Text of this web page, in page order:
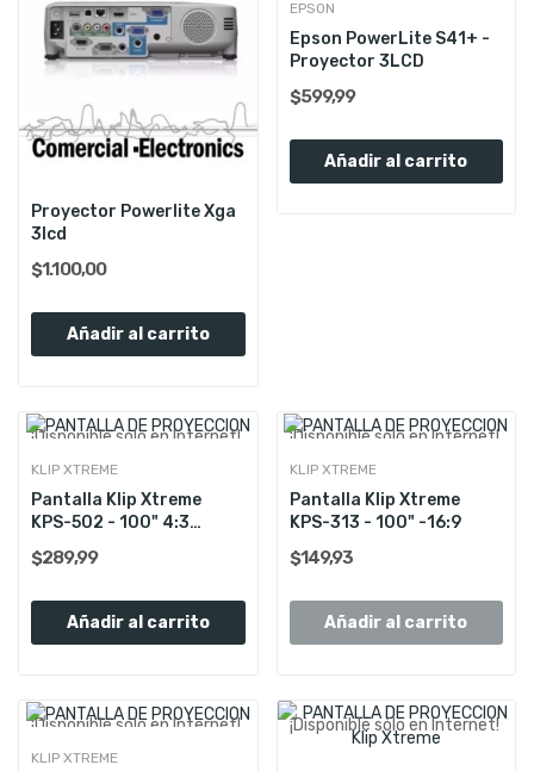
Proyector Powerlite Xga
3lcd
$1.100,00
Añadir al carrito
EPSON
Epson PowerLite S41+ -
Proyector 3LCD
$599,99
Añadir al carrito
¡Disponible sólo en Internet!
KLIP XTREME
Pantalla Klip Xtreme
KPS-502 - 100" 4:3
$289,99
Añadir al carrito
¡Disponible sólo en Internet!
Consultar Stock
KLIP XTREME
Pantalla Klip Xtreme
KPS-313 - 100" -16:9
$149,93
Añadir al carrito
¡Disponible sólo en Internet!
Consultar Stock
KLIP XTREME
¡Disponible sólo en Internet!